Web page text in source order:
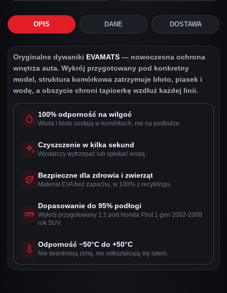
OPIS DANE DOSTAWA
Oryginalne dywaniki EVAMATS — nowoczesna ochrona
wnętrza auta. Wykrój przygotowany pod konkretny
model, struktura komórkowa zatrzymuje błoto, piasek i
wodę, a obszycie chroni tapicerkę wzdłuż każdej linii.
100% odporność na wilgoć
Woda i błoto zostają w komórkach, nie na podłodze.
Czyszczenie w kilka sekund
Wystarczy wytrzepać lub spłukać wodą.
Bezpieczne dla zdrowia i zwierząt
Materiał EVA bez zapachu, w 100% z recyklingu.
Dopasowanie do 95% podłogi
Wykrój przygotowany 1:1 pod Honda Pilot 1 gen 2002-2008
rok SUV.
Odporność −50°C do +50°C
Nie twardnieją zimą, nie odkształcają się latem.